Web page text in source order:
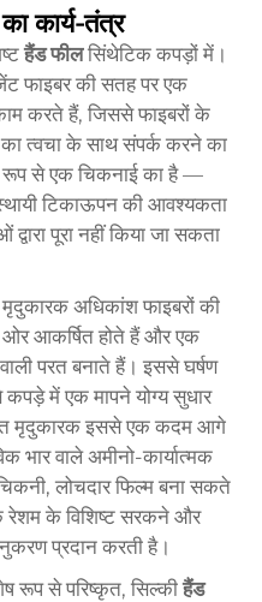
कार्य-तंत्र
हैंड फीलसिंथेटिक कपड़ों में।
फाइबर की सतह पर एक
करते हैं, जिससे फाइबरों के
त्वचा के साथ संपर्क करने का
रूप से एक चिकनाई का है —
टिकाऊपन की आवश्यकता
पूरा नहीं किया जा सकता
अधिकांश फाइबरों की
आकर्षित होते हैं और एक
परत बनाते हैं। इससे घर्षण
में एक मापने योग्य सुधार
मृदुकारक इससे एक कदम आगे
वाले अमीनो-कार्यात्मक
लोचदार फिल्म बना सकते
रेशम के विशिष्ट सरकने और
प्रदान करती है।
रूप से परिष्कृत, सिल्कीहैंड